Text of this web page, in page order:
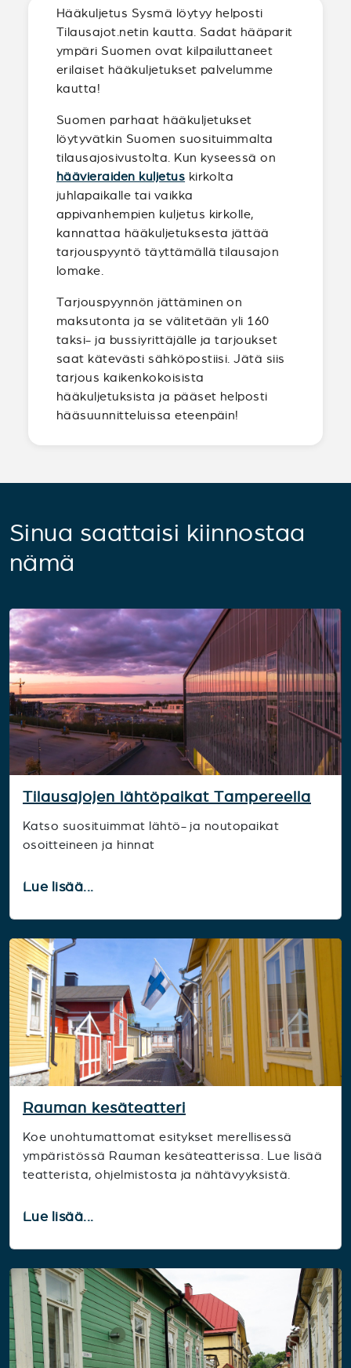
Hääkuljetus Sysmä löytyy helposti
Tilausajot.netin kautta. Sadat hääparit
ympäri Suomen ovat kilpailuttaneet
erilaiset hääkuljetukset palvelumme
kautta!
Suomen parhaat hääkuljetukset
löytyvätkin Suomen suosituimmalta
tilausajosivustolta. Kun kyseessä on
häävieraiden kuljetus kirkolta
juhlapaikalle tai vaikka
appivanhempien kuljetus kirkolle,
kannattaa hääkuljetuksesta jättää
tarjouspyyntö täyttämällä tilausajon
lomake.
Tarjouspyynnön jättäminen on
maksutonta ja se välitetään yli 160
taksi- ja bussiyrittäjälle ja tarjoukset
saat kätevästi sähköpostiisi. Jätä siis
tarjous kaikenkokoisista
hääkuljetuksista ja pääset helposti
hääsuunnitteluissa eteenpäin!
Sinua saattaisi kiinnostaa
nämä
Tilausajojen lähtöpaikat Tampereella
Katso suosituimmat lähtö- ja noutopaikat
osoitteineen ja hinnat
Lue lisää...
Rauman kesäteatteri
Koe unohtumattomat esitykset merellisessä
ympäristössä Rauman kesäteatterissa. Lue lisää
teatterista, ohjelmistosta ja nähtävyyksistä.
Lue lisää...